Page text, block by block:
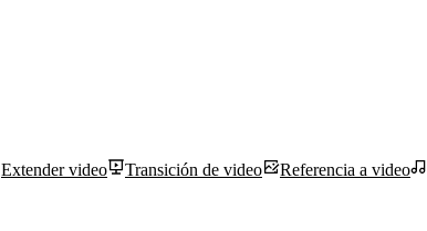
Extender video Transición de video Referencia a video